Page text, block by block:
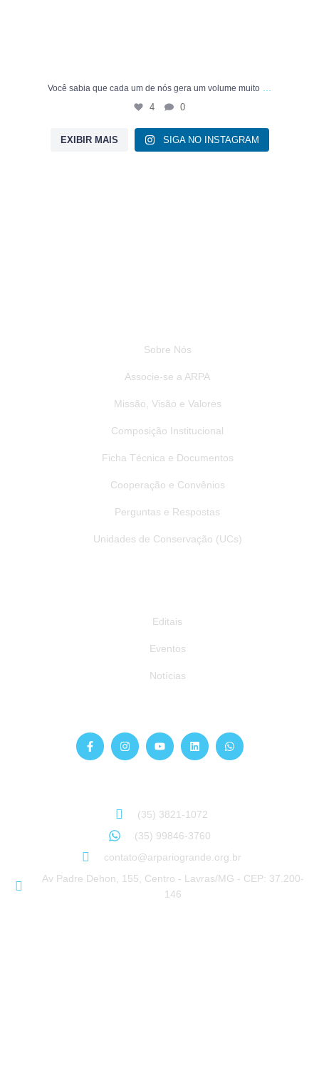
Você sabia que cada um de nós gera um volume muito
4 0
EXIBIR MAIS SIGA NO INSTAGRAM
Sobre Nós
Associe-se a ARPA
Missão, Visão e Valores
Composição Institucional
Ficha Técnica e Documentos
Cooperação e Convênios
Perguntas e Respostas
Unidades de Conservação (UCs)
Editais
Eventos
Notícias
(35) 3821-1072
(35) 99846-3760
contato@arpariogrande.org.br
Av Padre Dehon, 155, Centro - Lavras/MG - CEP: 37.200-
146